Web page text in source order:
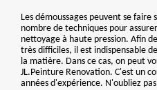
Les démoussages peuvent se
nombre de techniques pour
nettoyage à haute pression. Afin
très difficiles, il est indispensable
la matière. Dans ce cas, on peut
JL.Peinture Renovation. C'est un
années d'expérience. N'oubliez